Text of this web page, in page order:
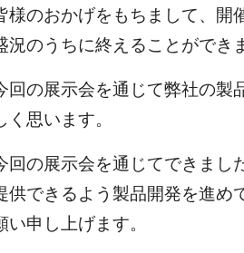
様のおかげをもちまして、開
況のうちに終えることができ
回の展示会を通じて弊社の製
く思います。
回の展示会を通じてできまし
供できるよう製品開発を進め
い申し上げます。